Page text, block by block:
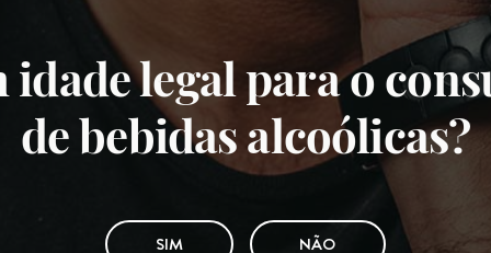
idade legal para o
de bebidas alcoólicas?
SIM NÃO